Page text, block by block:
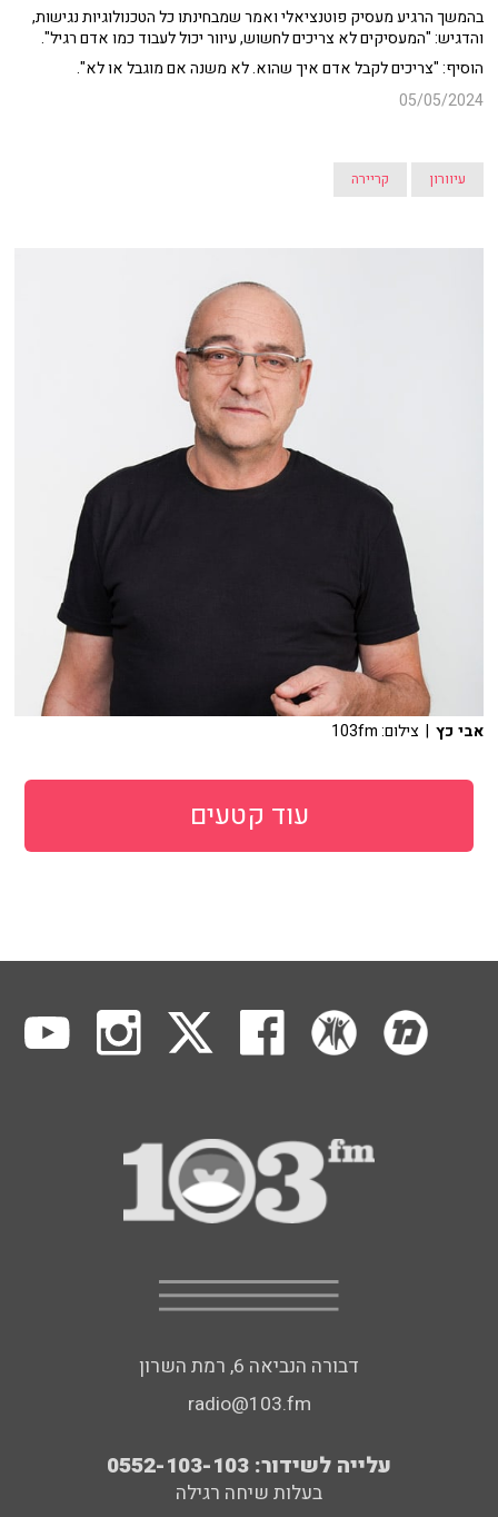
בהמשך הרגיע מעסיק פוטנציאלי ואמר שמבחינתו כל הטכנולוגיות נגישות,
והדגיש: "המעסיקים לא צריכים לחשוש, עיוור יכול לעבוד כמו אדם רגיל".
הוסיף: "צריכים לקבל אדם איך שהוא. לא משנה אם מוגבל או לא".
05/05/2024
עיוורון קריירה
אבי כץ | צילום: 103fm
עוד קטעים
דבורה הנביאה 6, רמת השרון
radio@103.fm
עלייה לשידור: 0552-103-103
בעלות שיחה רגילה